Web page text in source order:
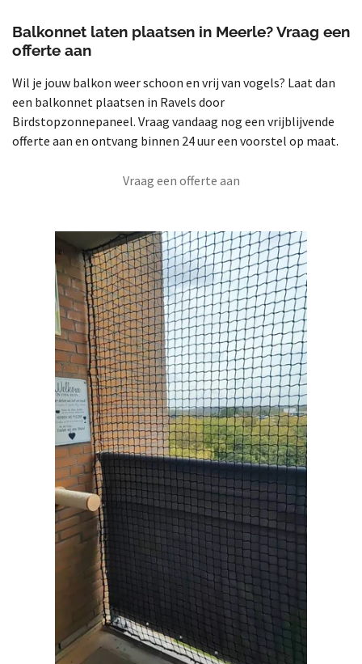
Balkonnet laten plaatsen in Meerle? Vraag een
offerte aan
Wil je jouw balkon weer schoon en vrij van vogels? Laat dan
een balkonnet plaatsen in Ravels door
Birdstopzonnepaneel. Vraag vandaag nog een vrijblijvende
offerte aan en ontvang binnen 24 uur een voorstel op maat.
Vraag een offerte aan